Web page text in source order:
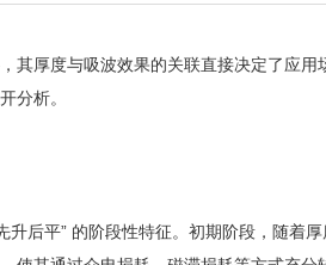
厚度与吸波效果的关联直接决定了应
分析。
升后平” 的阶段性特征。初期阶段，随着